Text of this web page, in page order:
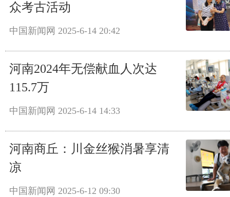
众考古活动
中国新闻网 2025-6-14 20:42
河南2024年无偿献血人次达
115.7万
中国新闻网 2025-6-14 14:33
河南商丘：川金丝猴消暑享清
凉
中国新闻网 2025-6-12 09:30